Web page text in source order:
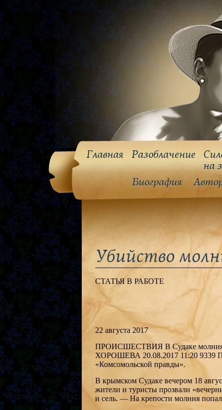
Главная Разоблачение
на
Биография
Убийство
СТАТЬЯ В РАБОТЕ
22 августа 2017
ПРОИСШЕСТВИЯ В Судаке молния
ХОРОШЕВА 20.08.2017 11:20 9339
«Комсомольской правды».
В крымском Судаке вечером 18
жители и туристы прозвали
и сель. — На крепости молния